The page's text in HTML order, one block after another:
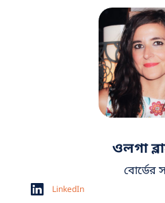
ওলগা
বোর্ডের
LinkedIn